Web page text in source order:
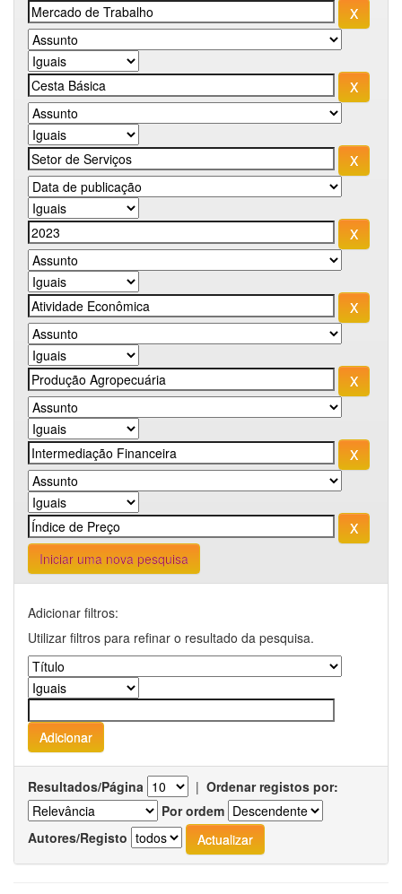
Iniciar uma nova pesquisa
Adicionar filtros:
Utilizar filtros para refinar o resultado da pesquisa.
Resultados/Página | Ordenar registos por:
Por ordem
Autores/Registo